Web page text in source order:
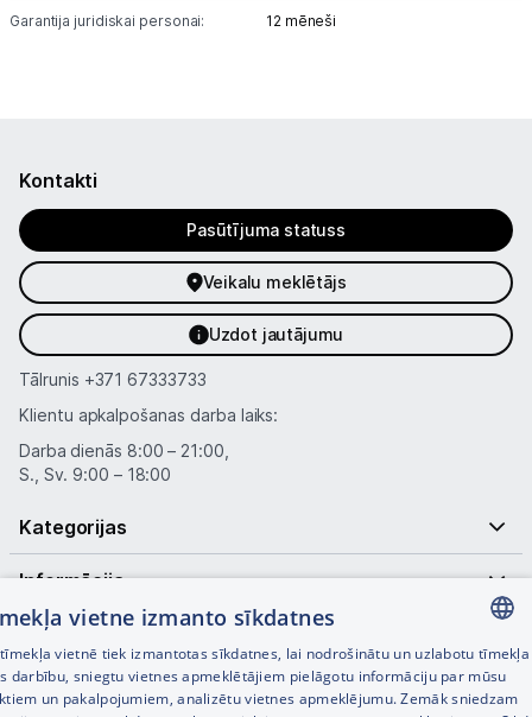
Garantija juridiskai personai: 12 mēneši
Kontakti
Pasūtījuma statuss
Veikalu meklētājs
Uzdot jautājumu
Tālrunis +371 67333733
Klientu apkalpošanas darba laiks:
Darba dienās 8:00 – 21:00,
S., Sv. 9:00 – 18:00
Kategorijas
Informācija
Noderīgas saites
LATVIAN
RUSSIAN
vietne izmanto sīkdatnes
vietnē tiek izmantotas sīkdatnes, lai nodrošinātu un uzlabotu tīmekļa
darbību, sniegtu vietnes apmeklētājiem pielāgotu informāciju par mūsu
un pakalpojumiem, analizētu vietnes apmeklējumu. Zemāk sniedzam